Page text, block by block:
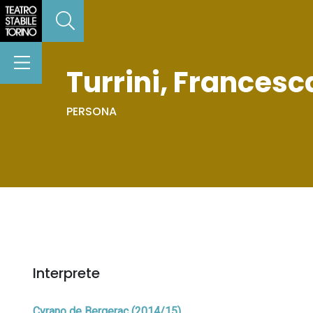
Turrini,
PERSONA
Interprete